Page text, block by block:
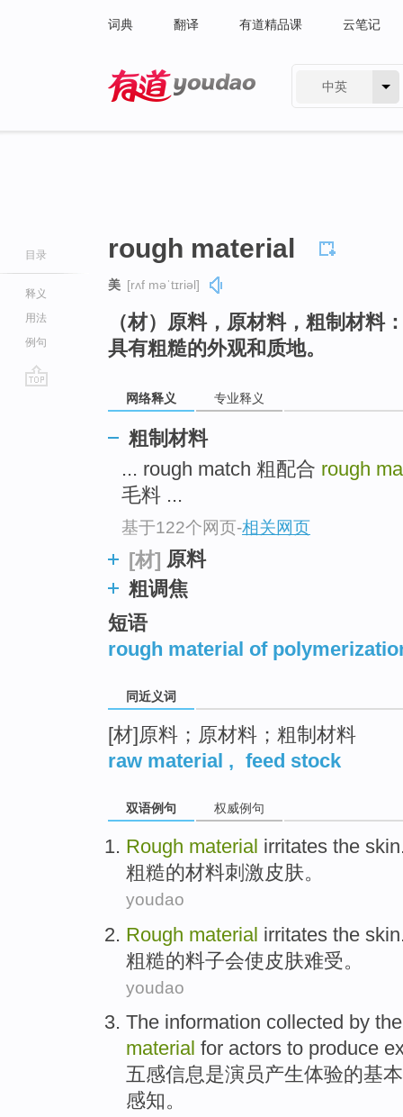
词典 翻译 有道精品课 云笔记
中英
目录
释义
用法
例句
rough material
美 [rʌf məˈtɪriəl]
（材）原料，原材料，粗制材料
具有粗糙的外观和质地。
网络释义 专业释义
粗制材料
... rough match 粗配合 rough
毛料 ...
基于122个网页-相关网页
[材] 原料
粗调焦
短语
rough material of
同近义词
[材]原料；原材料；粗制材料
raw material , feed stock
双语例句 权威例句
Rough material irritates the skin
粗糙的材料刺激皮肤。
youdao
Rough material irritates the skin
粗糙的料子会使皮肤难受。
youdao
The information collected by
material for actors to produce
五感信息是演员产生体验的基本
感知。